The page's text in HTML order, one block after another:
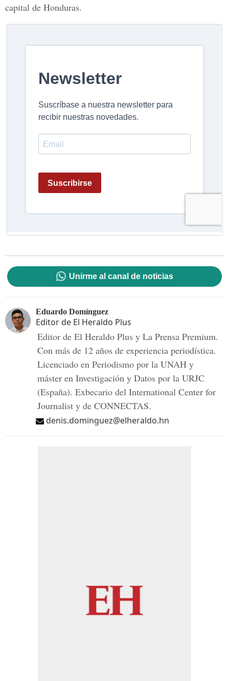
capital de Honduras.
Unirme al canal de noticias
Eduardo Domínguez
Editor de El Heraldo Plus
Editor de El Heraldo Plus y La Prensa Premium.
Con más de 12 años de experiencia periodística.
Licenciado en Periodismo por la UNAH y
máster en Investigación y Datos por la URJC
(España). Exbecario del International Center for
Journalist y de CONNECTAS.
denis.dominguez@elheraldo.hn